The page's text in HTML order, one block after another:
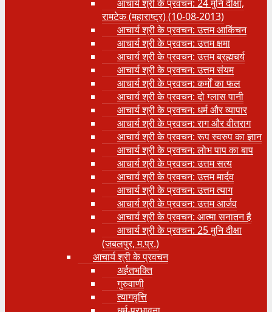
आचार्य श्री के प्रवचन: 24 मुनि दीक्षा,
रामटेक (महाराष्ट्र) (10-08-2013)
आचार्य श्री के प्रवचन: उत्तम आकिंचन
आचार्य श्री के प्रवचन: उत्तम क्षमा
आचार्य श्री के प्रवचन: उत्तम ब्रह्मचर्य
आचार्य श्री के प्रवचन: उत्तम संयम
आचार्य श्री के प्रवचन: कर्मों का फल
आचार्य श्री के प्रवचन: दो ग्लास पानी
आचार्य श्री के प्रवचन: धर्म और व्यापार
आचार्य श्री के प्रवचन: राग और वीतराग
आचार्य श्री के प्रवचन: रूप स्वरुप का ज्ञान
आचार्य श्री के प्रवचन: लोभ पाप का बाप
आचार्य श्री के प्रवचन: उत्तम सत्य
आचार्य श्री के प्रवचन: उत्तम मार्दव
आचार्य श्री के प्रवचन: उत्तम त्याग
आचार्य श्री के प्रवचन: उत्तम आर्जव
आचार्य श्री के प्रवचन: आत्मा सनातन है
आचार्य श्री के प्रवचन: 25 मुनि दीक्षा
(जबलपुर, म.प्र.)
आचार्य श्री के प्रवचन
अर्हतभक्ति
गुरुवाणी
त्यागवृत्ति